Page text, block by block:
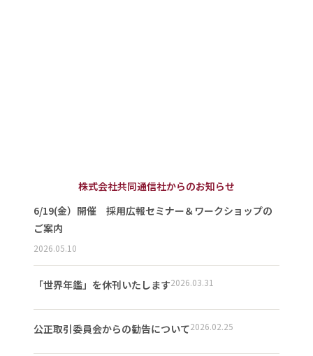
株式会社共同通信社からのお知らせ
6/19(金）開催 採用広報セミナー＆ワークショップの
ご案内
2026.05.10
「世界年鑑」を休刊いたします2026.03.31
公正取引委員会からの勧告について2026.02.25